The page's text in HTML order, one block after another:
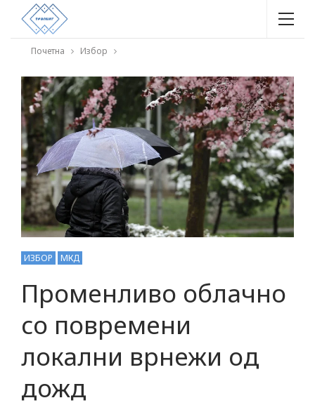
Почетна Избор
ИЗБОР МКД
Променливо облачно
со повремени
локални врнежи од
дожд